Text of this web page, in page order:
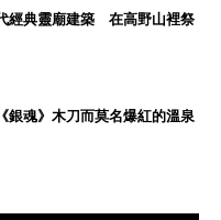
經典靈廟建築 在高野山裡祭
銀魂》木刀而莫名爆紅的溫泉